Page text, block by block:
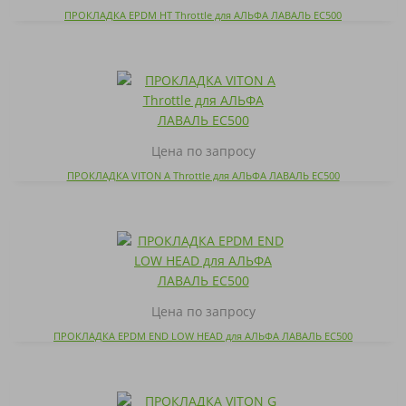
ПРОКЛАДКА EPDM HT Throttle для АЛЬФА ЛАВАЛЬ EC500
Цена по запросу
ПРОКЛАДКА VITON A Throttle для АЛЬФА ЛАВАЛЬ EC500
Цена по запросу
ПРОКЛАДКА EPDM END LOW HEAD для АЛЬФА ЛАВАЛЬ EC500